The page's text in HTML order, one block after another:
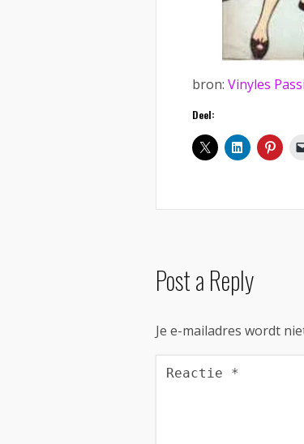
bron: Vinyles
Deel:
Post a Reply
Je e-mailadres wordt